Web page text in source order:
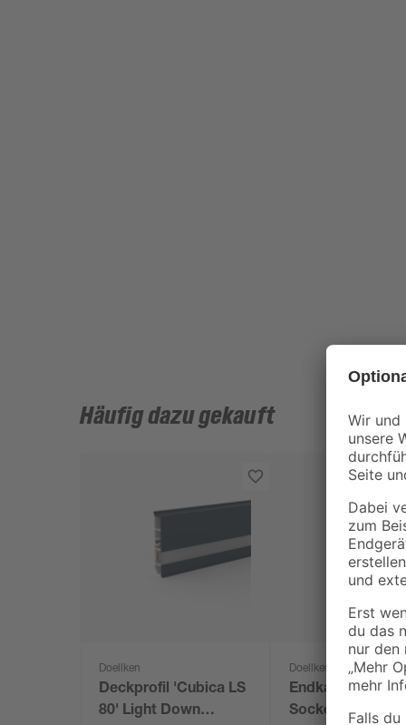
Häufig dazu gekauft
Doellken
Deckprofil 'Cubica LS
80' Light Down
Doellken
Endkappen für
Sockelleiste